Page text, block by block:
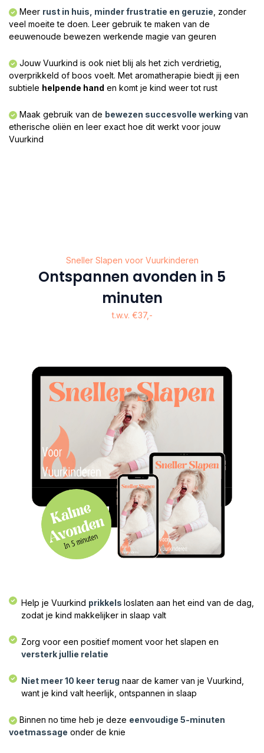
Meer rust in huis, minder frustratie en geruzie , zonder
veel moeite te doen. Leer gebruik te maken van de
eeuwenoude bewezen werkende magie van geuren​
Jouw Vuurkind is ook niet blij als het zich verdrietig,
overprikkeld of boos voelt. Met aromatherapie biedt jij een
subtiele helpende hand en komt je kind weer tot rust​
Maak gebruik van de bewezen succesvolle werking van
etherische oliën en leer exact hoe dit werkt voor jouw
Vuurkind​
Sneller Slapen voor Vuurkinderen
Ontspannen avonden in 5
minuten
t.w.v. €37,-
Help je Vuurkind prikkels loslaten aan het eind van de dag,
zodat je kind makkelijker in slaap valt​​
Zorg voor een positief moment voor het slapen en
versterk jullie relatie
Niet meer 10 keer terug naar de kamer van je Vuurkind,
want je kind valt heerlijk, ontspannen in slaap
Binnen no time heb je deze eenvoudige 5-minuten
voetmassage onder de knie